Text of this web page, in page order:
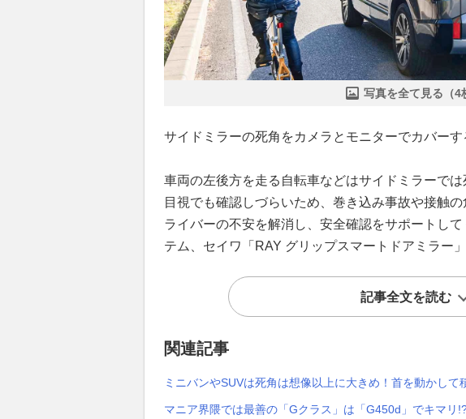
写真を全て見る（4
サイドミラーの死角をカメラとモニターでカバー
車両の左後方を走る自転車などはサイドミラーで
目視でも確認しづらいため、巻き込み事故や接触
ライバーの不安を解消し、安全確認をサポートし
テム、セイワ「RAY グリップスマートドアミラー
記事全文を読む
関連記事
ミニバンやSUVは死角は想像以上に大きめ！首を動かして
マニア界隈では最善の「Gクラス」は「G450d」でキマリ